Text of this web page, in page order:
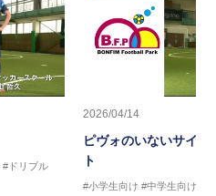
#ドリブル
2026/04/14
ピヴォのいないサイド
ト
#小学生向け #中学生向け